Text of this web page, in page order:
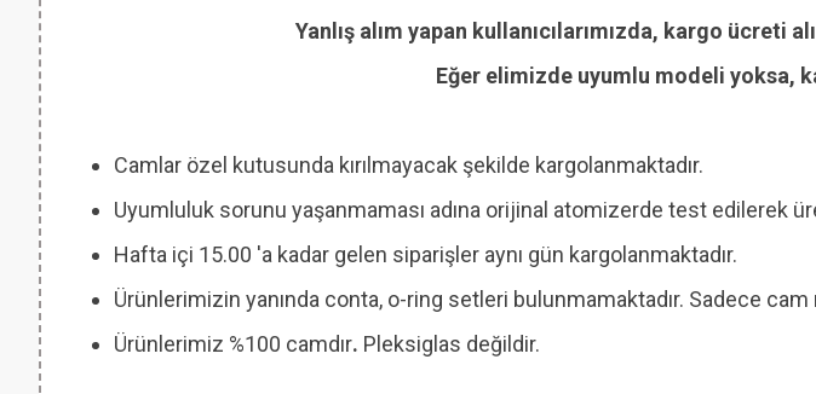
Yanlış alım yapan kullanıcılarımızda, kargo ücreti
Eğer elimizde uyumlu modeli yoksa,
Camlar özel kutusunda kırılmayacak şekilde kargolanmaktadır.
Uyumluluk sorunu yaşanmaması adına orijinal atomizerde test edilerek
Hafta içi 15.00 'a kadar gelen siparişler aynı gün kargolanmaktadır.
Ürünlerimizin yanında conta, o-ring setleri bulunmamaktadır. Sadece
Ürünlerimiz %100 camdır. Pleksiglas değildir.